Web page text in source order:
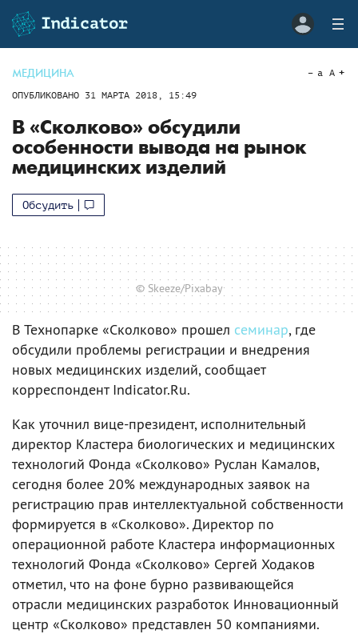
МЕДИЦИНА
ОПУБЛИКОВАНО 31 МАРТА 2018, 15:49
a A
В «Сколково» обсудили
особенности вывода на рынок
медицинских изделий
Обсудить
© Skeeze/Pixabay
В Технопарке «Сколково» прошел семинар, где
обсудили проблемы регистрации и внедрения
новых медицинских изделий, сообщает
корреспондент Indicator.Ru.
Как уточнил вице-президент, исполнительный
директор Кластера биологических и медицинских
технологий Фонда «Сколково» Руслан Камалов,
сегодня более 20% международных заявок на
регистрацию прав интеллектуальной собственности
формируется в «Сколково». Директор по
операционной работе Кластера информационных
технологий Фонда «Сколково» Сергей Ходаков
отметил, что на фоне бурно развивающейся
отрасли медицинских разработок Инновационный
центр «Сколково» представлен 50 компаниями.